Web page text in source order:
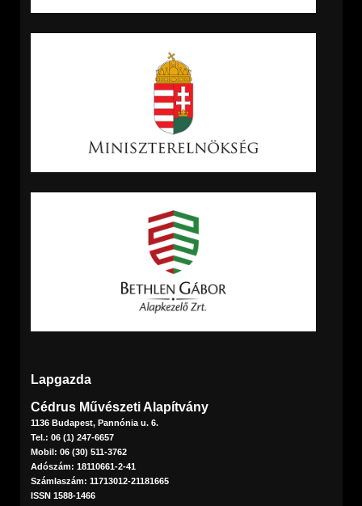
Lapgazda
Cédrus Művészeti Alapítvány
1136 Budapest, Pannónia u. 6.
Tel.: 06 (1) 247-6657
Mobil: 06 (30) 511-3762
Adószám: 18110661-2-41
Számlaszám: 11713012-21181665
ISSN 1588-1466